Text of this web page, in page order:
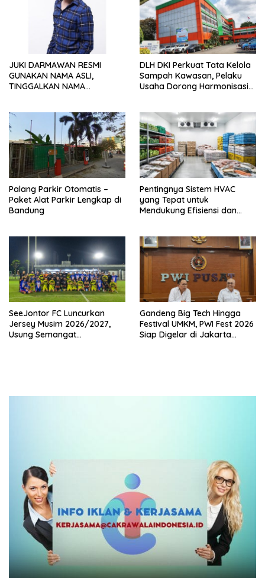
JUKI DARMAWAN RESMI
GUNAKAN NAMA ASLI,
TINGGALKAN NAMA
JAKARTA
DLH DKI Perkuat Tata Kelola
Sampah Kawasan, Pelaku
Usaha Dorong Harmonisasi
Palang Parkir Otomatis –
Paket Alat Parkir Lengkap di
Bandung
Pentingnya Sistem HVAC
yang Tepat untuk
Mendukung Efisiensi dan
SeeJontor FC Luncurkan
Jersey Musim 2026/2027,
Usung Semangat
Gandeng Big Tech Hingga
Festival UMKM, PWI Fest 2026
Siap Digelar di Jakarta